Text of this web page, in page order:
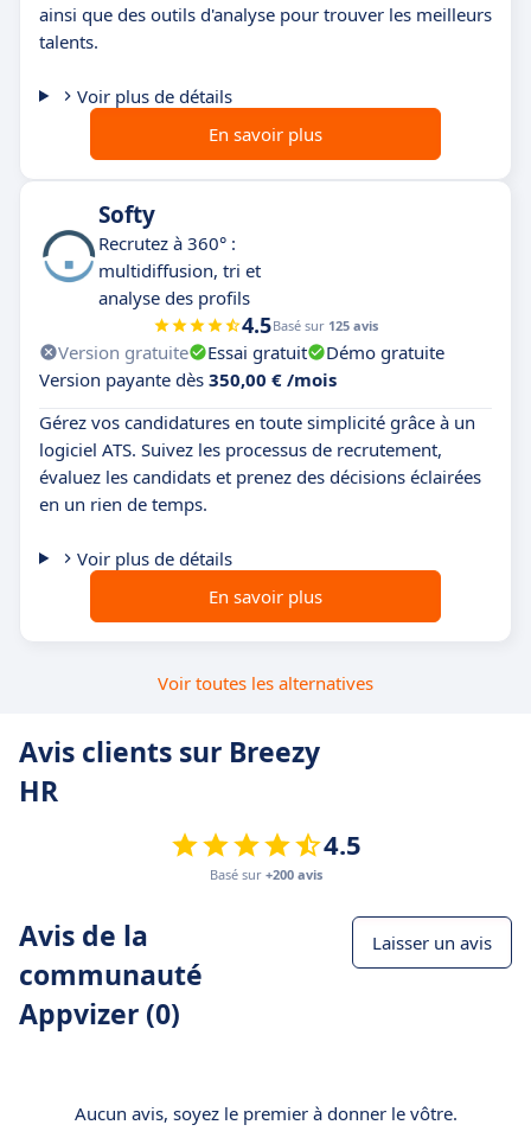
ainsi que des outils d'analyse pour trouver les meilleurs
talents.
Voir plus de détails
En savoir plus
Softy
Recrutez à 360° :
multidiffusion, tri et
analyse des profils
4.5Basé sur 125 avis
Version gratuite Essai gratuit
Démo gratuite
Version payante dès 350,00 € /mois
Gérez vos candidatures en toute simplicité grâce à un
logiciel ATS. Suivez les processus de recrutement,
évaluez les candidats et prenez des décisions éclairées
en un rien de temps.
Voir plus de détails
En savoir plus
Voir toutes les alternatives
Avis clients sur Breezy
HR
4.5
Basé sur +200 avis
Avis de la
communauté
Appvizer (0)
Laisser un avis
Aucun avis, soyez le premier à donner le vôtre.